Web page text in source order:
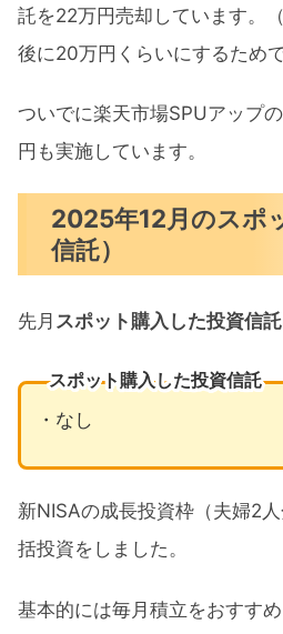
託を22万円売却しています。
後に20万円くらいにするためで
ついでに楽天市場SPUアップ
円も実施しています。
2025年12月のスポ
信託）
先月 スポット購入した投資信託
スポット購入した投資信託
・なし
新NISAの成長投資枠（夫婦2
括投資をしました。
基本的には毎月積立をおすす